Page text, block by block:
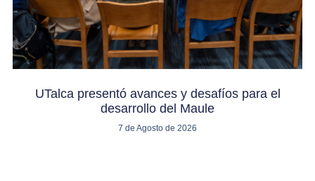
UTalca presentó avances y desafíos para el
desarrollo del Maule
7 de Agosto de 2026